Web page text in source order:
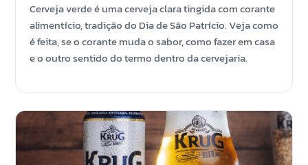
Cerveja verde é uma cerveja clara tingida com corante
alimentício, tradição do Dia de São Patrício. Veja como
é feita, se o corante muda o sabor, como fazer em casa
e o outro sentido do termo dentro da cervejaria.